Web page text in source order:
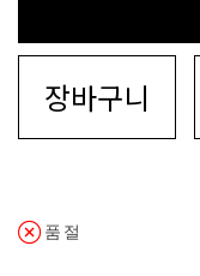
장바구니
품절